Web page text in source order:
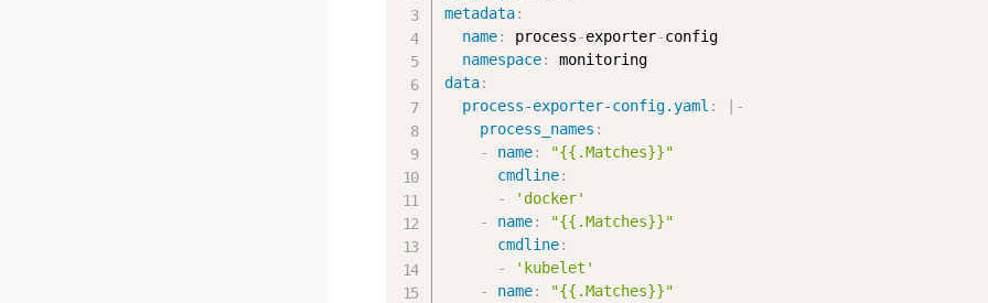
metadata:
name: process-exporter-config
namespace:
monitoring
data:
process-exporter-config.yaml : | -
process_names :
-
name:
"{{.Matches}}"
cmdline:
-
'docker'
-
name:
"{{.Matches}}"
cmdline:
-
'kubelet'
-
name:
"{{.Matches}}"